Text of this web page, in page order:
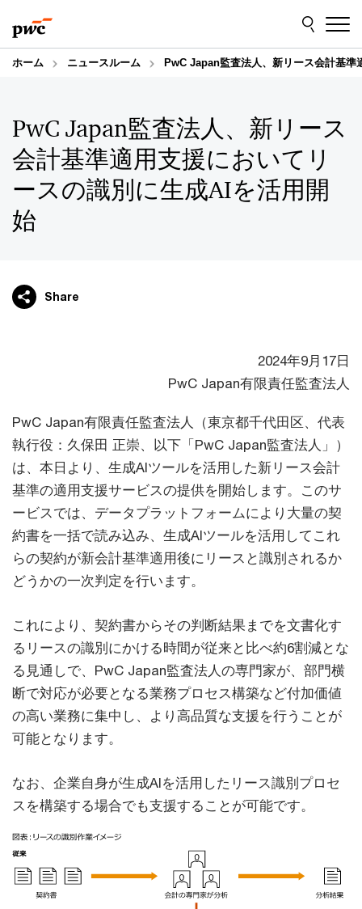
to
content
to
footer
ホーム ニュースルーム PwC Japan監査法人、新リース会計基
PwC Japan監査法人、新リース
会計基準適用支援においてリ
ースの識別に生成AIを活用開
始
Share
2024年9月17日
PwC Japan有限責任監査法人
PwC Japan有限責任監査法人（東京都千代田区、代表
執行役：久保田 正崇、以下「PwC Japan監査法人」）
は、本日より、生成AIツールを活用した新リース会計
基準の適用支援サービスの提供を開始します。このサ
ービスでは、データプラットフォームにより大量の契
約書を一括で読み込み、生成AIツールを活用してこれ
らの契約が新会計基準適用後にリースと識別されるか
どうかの一次判定を行います。
これにより、契約書からその判断結果までを文書化す
るリースの識別にかける時間が従来と比べ約6割減とな
る見通しで、PwC Japan監査法人の専門家が、部門横
断で対応が必要となる業務プロセス構築など付加価値
の高い業務に集中し、より高品質な支援を行うことが
可能となります。
なお、企業自身が生成AIを活用したリース識別プロセ
スを構築する場合でも支援することが可能です。